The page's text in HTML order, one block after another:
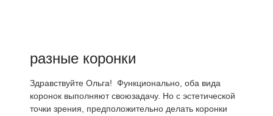
разные коронки
Здравствуйте Ольга! Функционально, оба вида
коронок выполняют своюзадачу. Но с эстетической
точки зрения, предположительно делать коронки